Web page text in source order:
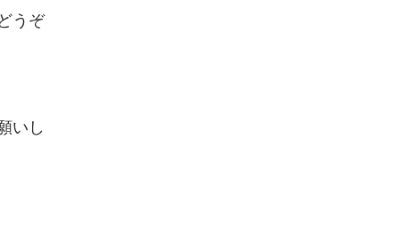
うぞ
いし